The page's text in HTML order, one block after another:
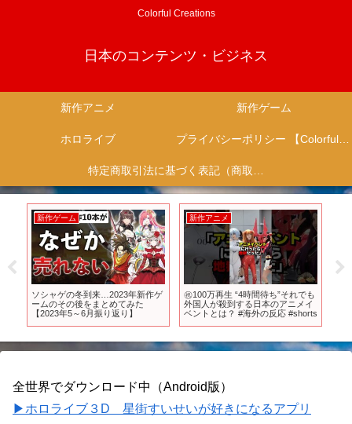
Colorful Creations
日本のコンテンツ・ビジネス
新作アニメ 新作ゲーム
ホロライブ プライバシーポリシー 【Colorful Creation】
特定商取引法に基づく表記（商取引に関する開示）
新作ゲーム
ソシャゲの冬到来…2023年新作ゲ
ームのその後をまとめてみた
【2023年5～6月振り返り】
新作アニメ
㊗️100万再生 “4時間待ち”それでも
外国人が殺到する日本のアニメイ
ベントとは？ #海外の反応 #shorts
全世界でダウンロード中（Android版）
▶ホロライブ３D 星街すいせいが好きになるアプリ